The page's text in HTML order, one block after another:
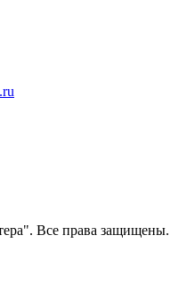
Все права защищены.